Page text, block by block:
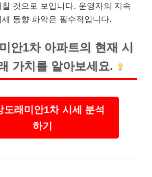
것으로 보입니다. 운영자의 지속
동향 파악은 필수적입니다.
안1차 아파트의 현재 시
가치를 알아보세요.
래미안1차 시세 분석
하기